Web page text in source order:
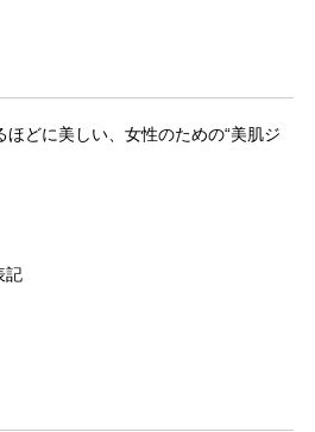
どに美しい、女性のための“美肌ジ
記